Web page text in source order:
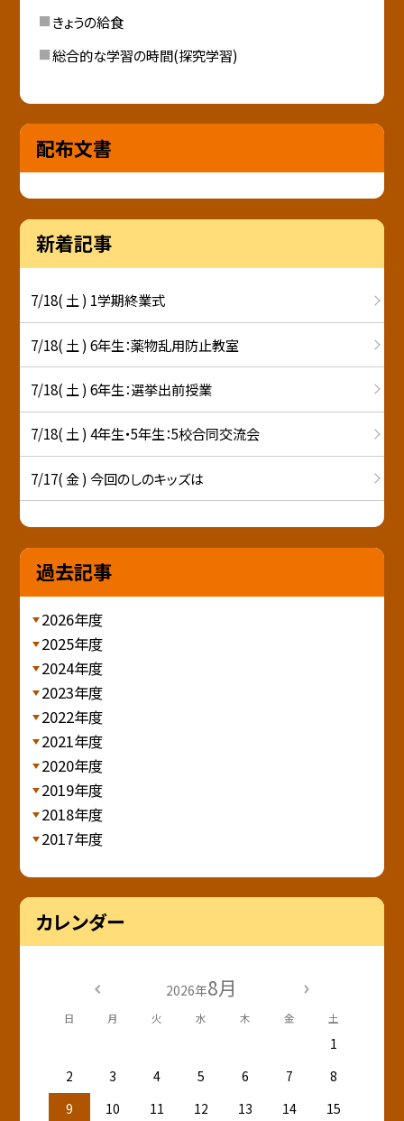
きょうの給食
総合的な学習の時間(探究学習)
配布文書
新着記事
7/18( 土 ) 1学期終業式
7/18( 土 ) 6年生：薬物乱用防止教室
7/18( 土 ) 6年生：選挙出前授業
7/18( 土 ) 4年生・5年生：5校合同交流会
7/17( 金 ) 今回のしのキッズは
過去記事
2026年度
2025年度
2024年度
2023年度
2022年度
2021年度
2020年度
2019年度
2018年度
2017年度
カレンダー
2026年8月
日 月 火 水 木 金 土
1
2
3 4 5 6 7
8
9
10 11 12 13 14
15